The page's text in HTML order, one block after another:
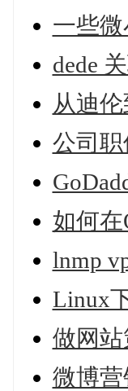
一些
dede
从迪
公司
如何在
lnmp
Linux
做网
微博